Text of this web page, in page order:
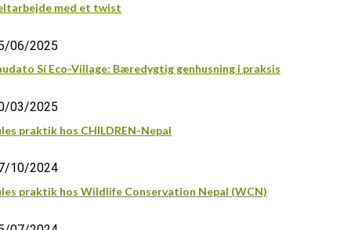
med et twist
06/2025
Sí Eco-Village: Bæredygtig genhusning i praksis
03/2025
praktik hos CHILDREN-Nepal
10/2024
praktik hos Wildlife Conservation Nepal (WCN)